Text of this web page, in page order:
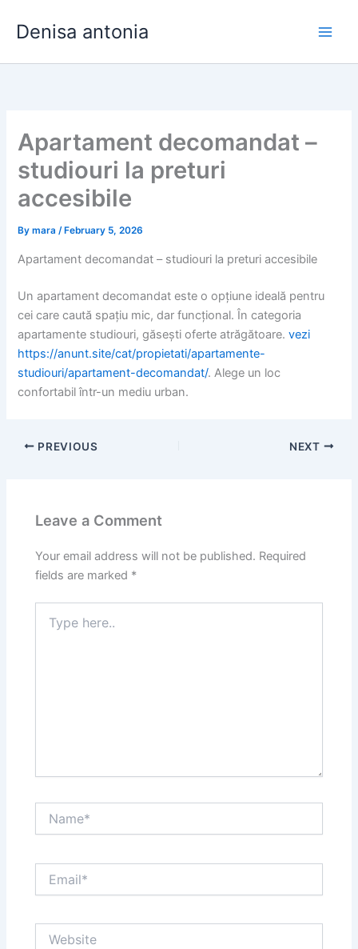
Denisa antonia
Apartament decomandat –
studiouri la preturi
accesibile
Bymara/ February 5, 2026
Apartament decomandat – studiouri la preturi accesibile
Un apartament decomandat este o opțiune ideală pentru
cei care caută spațiu mic, dar funcțional. În categoria
apartamente studiouri, găsești oferte atrăgătoare.vezi
https://anunt.site/cat/propietati/apartamente-
studiouri/apartament-decomandat/. Alege un loc
confortabil într-un mediu urban.
PREVIOUS NEXT
Leave a Comment
Your email address will not be published. Required
fields are marked *
here..